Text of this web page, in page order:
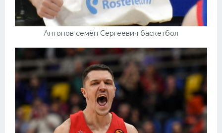
Антонов семён Сергеевич баскетбол